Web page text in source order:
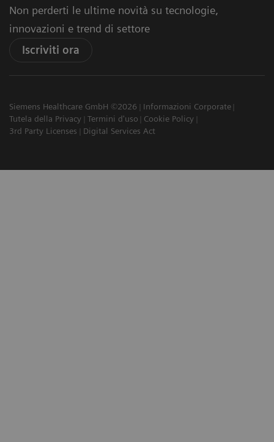
Non perderti le ultime novità su tecnologie,
innovazioni e trend di settore
Iscriviti ora
Siemens Healthcare GmbH ©2026
Informazioni Corporate
Tutela della Privacy
Termini d'uso
Cookie Policy
3rd Party Licenses
Digital Services Act